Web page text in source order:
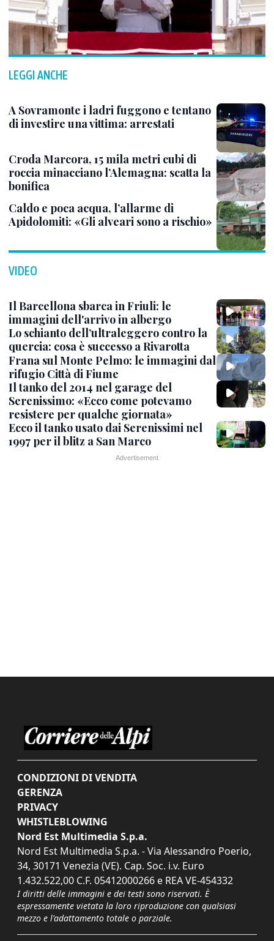
LEGGI ANCHE
A Sovramonte i ladri fuggono e tentano
di investire una vittima: arrestati
Croda Marcora, 15 mila metri cubi di
roccia minacciano l’Alemagna: scatta la
bonifica
Caldo e poca acqua, l’allarme di
Apidolomiti: «Gli alveari sono a rischio»
VIDEO
Il Barcellona sbarca in Friuli: le
immagini dell'arrivo in albergo
Lo schianto dell’ultraleggero contro la
quercia: cosa è successo a Rivarotta
Frana sul Monte Pelmo: le immagini dal
rifugio Città di Fiume
Il tanko del 2014 nel garage del
Serenissimo: «Ecco come potevamo
resistere per qualche giornata»
Ecco il tanko usato dai Serenissimi nel
1997 per il blitz a San Marco
CONDIZIONI DI VENDITA
GERENZA
PRIVACY
WHISTLEBLOWING
Nord Est Multimedia S.p.a.
Nord Est Multimedia S.p.a. - Via Alessandro Poerio,
34, 30171 Venezia (VE). Cap. Soc. i.v. Euro
1.432.522,00 C.F. 05412000266 e REA VE-454332
I diritti delle immagini e dei testi sono riservati. È
espressamente vietata la loro riproduzione con qualsiasi
mezzo e l'adattamento totale o parziale.